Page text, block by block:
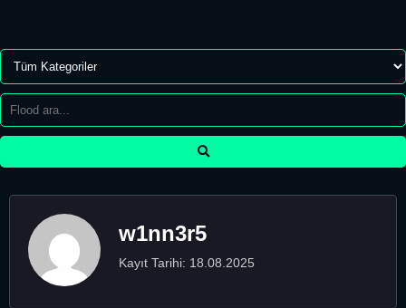
w1nn3r5
Kayıt Tarihi: 18.08.2025